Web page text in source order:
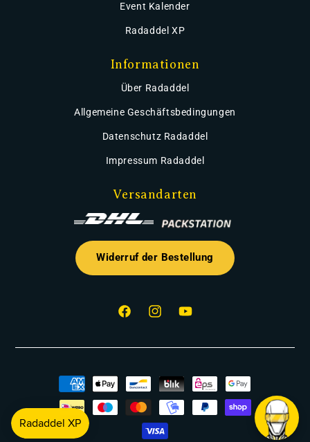
Event Kalender
Radaddel XP
Informationen
Über Radaddel
Allgemeine Geschäftsbedingungen
Datenschutz Radaddel
Impressum Radaddel
Versandarten
Widerruf der Bestellung
FacebookInstagramYouTube
Zahlungsmethoden